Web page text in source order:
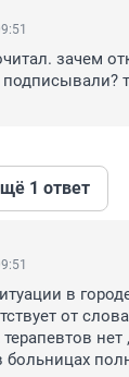
зачем
подписывали?
1 ответ
в
от
нет
больницах